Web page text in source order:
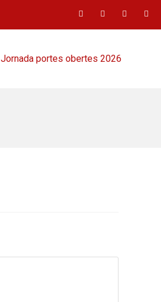
Jornada portes obertes 2026